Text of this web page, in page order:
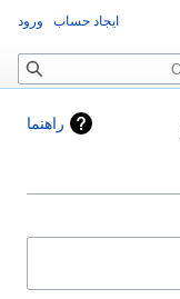
راهنما
ایجاد حساب ورود